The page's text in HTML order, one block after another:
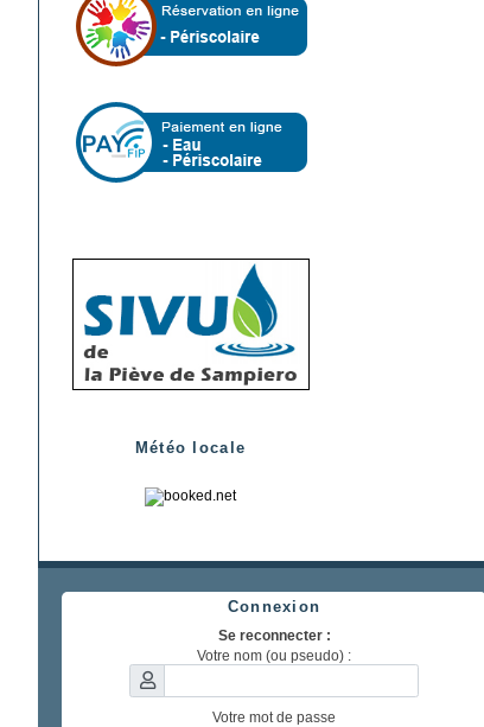
Météo locale
Connexion
Se reconnecter :
Votre nom (ou pseudo) :
Votre mot de passe